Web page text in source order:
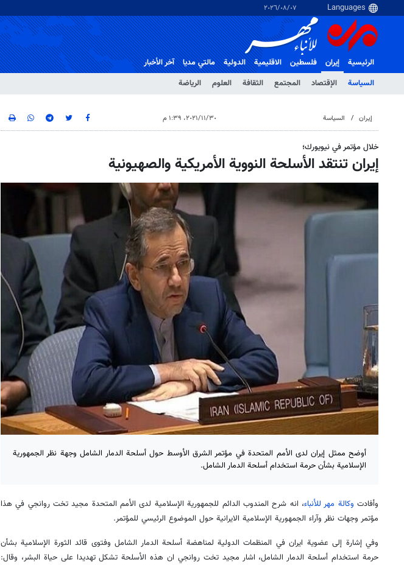
٠٧‏/٠٨‏/٢٠٢٦
الرئيسية
إيران
السياسة
الإقتصاد المجتمع الثقافة العلوم الرياضة
فلسطین الاقلیمیة الدولية مالتي مدیا آخر الأخبار
إيران السياسة ٣٠‏/١١‏/٢٠٢١، ١:٣٩ م
خلال مؤتمر في نيويورك؛
إيران تنتقد الأسلحة النووية الأمريكية والصهيونية
أوضح ممثل إيران لدى الأمم المتحدة في مؤتمر الشرق الأوسط حول أسلحة الدمار الشامل وجهة نظر الجمهورية
الإسلامية بشأن حرمة استخدام أسلحة الدمار الشامل.
وأفادت وكالة مهر للأنباء، انه شرح المندوب الدائم للجمهوریة الإسلامية لدى الأمم المتحدة مجید تخت روانجي في هذا
مؤتمر وجهات نظر وآراء الجمهورية الإسلامية الايرانية حول الموضوع الرئيسي للمؤتمر.
وفي إشارة إلى عضوية ايران في المنظمات الدولية لمناهضة أسلحة الدمار الشامل وفتوى قائد الثورة الإسلامية بشأن
حرمة استخدام أسلحة الدمار الشامل، اشار مجید تخت روانجي ان هذه الأسلحة تشكل تهديدا على حياة البشر، وقال: